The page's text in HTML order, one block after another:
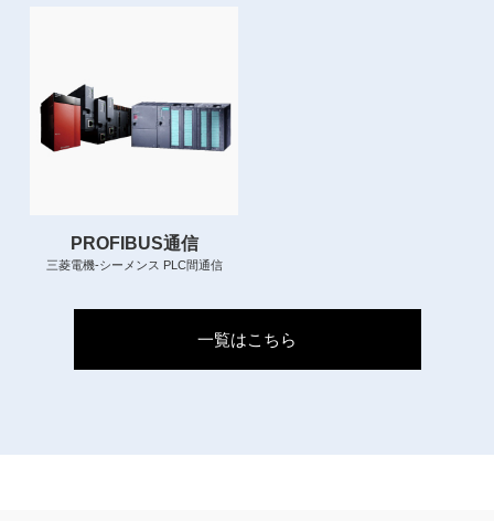
PROFIBUS通信
三菱電機-シーメンス PLC間通信
一覧はこちら